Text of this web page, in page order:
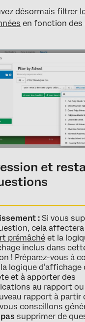
désormais filtrer
en fonction des
et
: Si vous
cela affectera
prémâché et la
inclus dans
! Préparez-vous à
logique d’affichage
et à apporter des
au rapport ou
rapport à partir
conseillons
supprimer de